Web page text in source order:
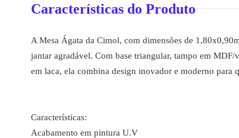
Características do Produto
A Mesa Ágata da Cimol, com dimensões de
jantar agradável. Com base triangular, tampo em
em laca, ela combina design inovador e moderno para
Características:
Acabamento em pintura U.V